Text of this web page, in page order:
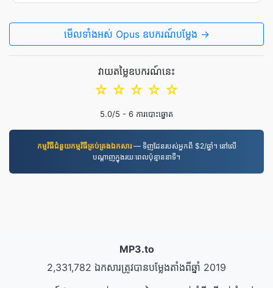
មើល​ទាំងអស់ Opus ឧបករណ៍បម្លែង →
វាយតម្លៃឧបករណ៍នេះ
☆
☆
☆
☆
☆
5.0/5 - 6 ការបោះឆ្នោត
កម្មវិធី​ជំនួយ​កម្មវិធី​គ្រប់គ្រង​ឯកសារ— ទិញដែនរបស់អ្នកពី $2/ឆ្នាំ។ នៅលើ
បណ្តាញក្នុងរយៈពេលប៉ុន្មាននាទី។
MP3.to
2,331,782 ឯកសារត្រូវបានបម្លែងតាំងពីឆ្នាំ 2019